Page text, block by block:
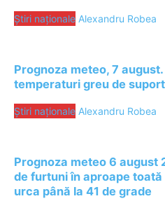
Știri naționale Alexandru Robea
Prognoza meteo, 7
temperaturi greu de
Știri naționale Alexandru Robea
Prognoza meteo 6 august
de furtuni în aproape
urca până la 41 de grade